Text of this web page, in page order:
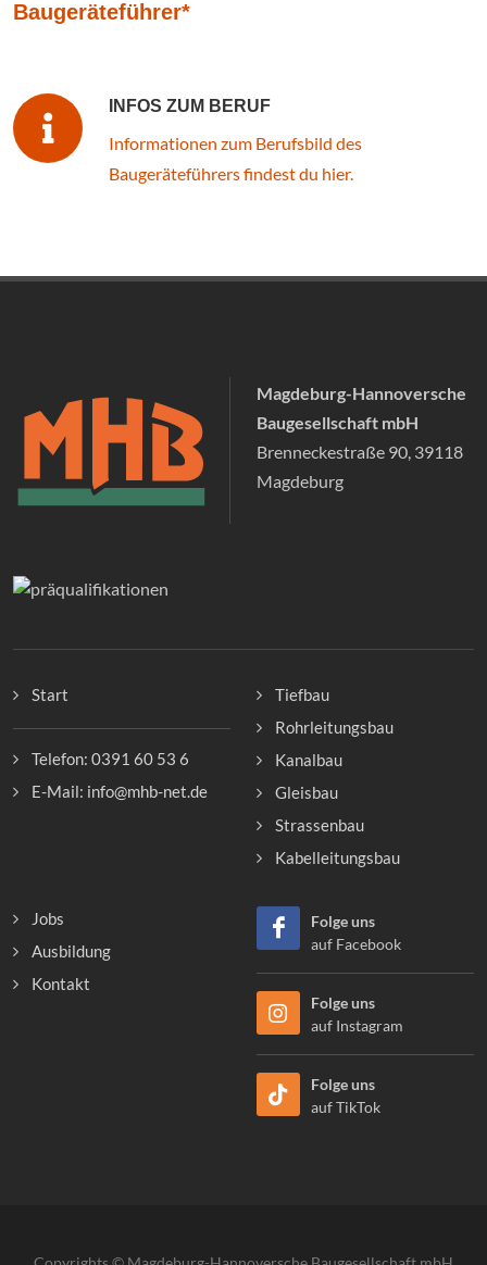
Baugeräteführer*
INFOS ZUM BERUF
Informationen zum Berufsbild des
Baugeräteführers findest du hier.
Magdeburg-Hannoversche
Baugesellschaft mbH
Brenneckestraße 90, 39118
Magdeburg
Start
Telefon: 0391 60 53 6
E-Mail: info@mhb-net.de
Tiefbau
Rohrleitungsbau
Kanalbau
Gleisbau
Strassenbau
Kabelleitungsbau
Jobs
Ausbildung
Kontakt
Folge uns
auf Facebook
Folge uns
auf Instagram
Folge uns
auf TikTok